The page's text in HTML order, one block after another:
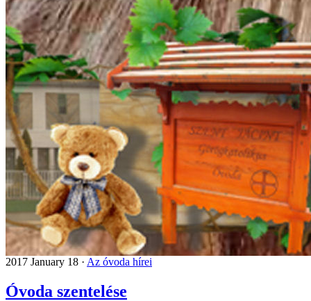
2017 January 18 · Az óvoda hírei
Óvoda szentelése